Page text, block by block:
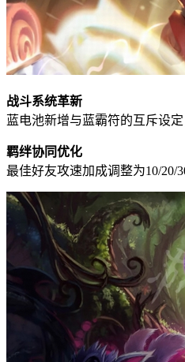
战斗系统革新
蓝电池新增与蓝霸符的互斥设
羁绊协同优化
最佳好友攻速加成调整为10/20/